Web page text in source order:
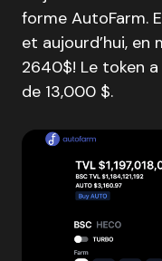
forme AutoFarm.
et aujourd’hui,
2640$! Le token
de 13,000 $.